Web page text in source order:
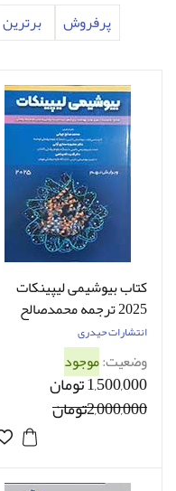
پرفروش
برترین
کتاب بیوشیمی لیپینکات
2025 ترجمه محمدصالح
چپانی (ویرایش نهم)
انتشارات حیدری
وضعیت:موجود
1,500,000 تومان
2,000,000تومان